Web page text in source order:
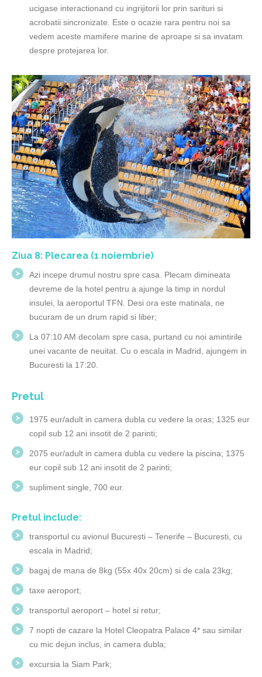
ucigase interactionand cu ingrijitorii lor prin sarituri si
acrobatii sincronizate. Este o ocazie rara pentru noi sa
vedem aceste mamifere marine de aproape si sa invatam
despre protejarea lor.
Ziua 8: Plecarea (1 noiembrie)
Azi incepe drumul nostru spre casa. Plecam dimineata
devreme de la hotel pentru a ajunge la timp in nordul
insulei, la aeroportul TFN. Desi ora este matinala, ne
bucuram de un drum rapid si liber;
La 07:10 AM decolam spre casa, purtand cu noi amintirile
unei vacante de neuitat. Cu o escala in Madrid, ajungem in
Bucuresti la 17:20.
Pretul
1975 eur/adult in camera dubla cu vedere la oras; 1325 eur
copil sub 12 ani insotit de 2 parinti;
2075 eur/adult in camera dubla cu vedere la piscina; 1375
eur copil sub 12 ani insotit de 2 parinti;
supliment single, 700 eur.
Pretul include:
transportul cu avionul Bucuresti – Tenerife – Bucuresti, cu
escala in Madrid;
bagaj de mana de 8kg (55x 40x 20cm) si de cala 23kg;
taxe aeroport;
transportul aeroport – hotel si retur;
7 nopti de cazare la Hotel Cleopatra Palace 4* sau similar
cu mic dejun inclus, in camera dubla;
excursia la Siam Park;